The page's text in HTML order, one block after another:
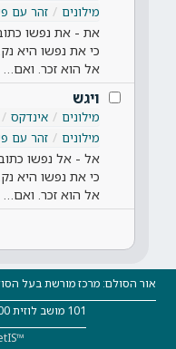
מילונים
זהר עם
את - את נפשו
כי את נפשו היא
אל הוא זכר. ואם…
ויגש
מילונים אינדקס
מילונים
זהר עם
אל - אל נפשו
כי את נפשו היא
אל הוא זכר. ואם…
101 מושב לוזית 9984500, טלפון: 051-5730078